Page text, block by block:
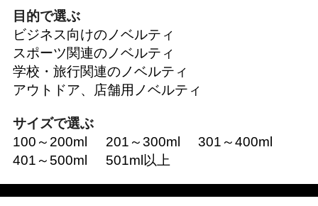
目的で選ぶ
ビジネス向けのノベルティ
スポーツ関連のノベルティ
学校・旅行関連のノベルティ
アウトドア、店舗用ノベルティ
サイズで選ぶ
100～200ml
201～300ml
301～400ml
401～500ml
501ml以上